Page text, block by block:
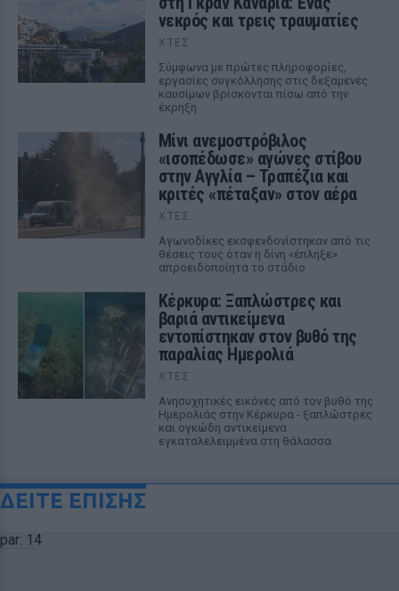
νεκρός και τρεις τραυματίες
ΧΤΕΣ
Σύμφωνα με πρώτες πληροφορίες,
εργασίες συγκόλλησης στις δεξαμενές
καυσίμων βρίσκονται πίσω από την
έκρηξη
Μίνι ανεμοστρόβιλος
«ισοπέδωσε» αγώνες στίβου
στην Αγγλία – Τραπέζια και
κριτές «πέταξαν» στον αέρα
ΧΤΕΣ
Αγωνοδίκες εκσφενδονίστηκαν από τις
θέσεις τους όταν η δίνη «έπληξε»
απροειδοποίητα το στάδιο
Κέρκυρα: Ξαπλώστρες και
βαριά αντικείμενα
εντοπίστηκαν στον βυθό της
παραλίας Ημερολιά
ΧΤΕΣ
Ανησυχητικές εικόνες από τον βυθό της
Ημερολιάς στην Κέρκυρα - ξαπλώστρες
και ογκώδη αντικείμενα
εγκαταλελειμμένα στη θάλασσα
ΔΕΙΤΕ ΕΠΙΣΗΣ
par: 14